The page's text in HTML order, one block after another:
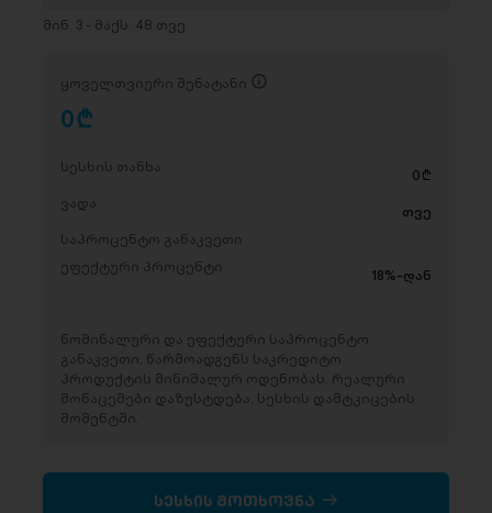
მინ. 3 - მაქს. 48 თვე
ყოველთვიური შენატანი
0D
სესხის თანხა 0 D
ვადა
თვე
საპროცენტო განაკვეთი
ეფექტური პროცენტი
18%-დან
ნომინალური და ეფექტური საპროცენტო
განაკვეთი, წარმოადგენს საკრედიტო
პროდუქტის მინიმალურ ოდენობას. რეალური
მონაცემები დაზუსტდება, სესხის დამტკიცების
მომენტში.
სესხის მოთხოვნა